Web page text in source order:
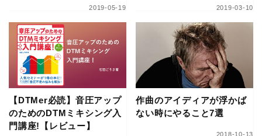
2019-05-19 2019-03-10
【DTMer必読】音圧アップ
のためのDTMミキシング入
門講座!【レビュー】
作曲のアイディアが浮かば
ない時にやること7選
2018-10-13